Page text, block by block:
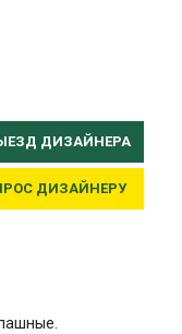
ДИЗАЙНЕРА
ДИЗАЙНЕРУ